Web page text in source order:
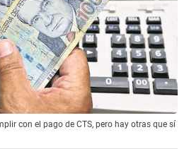
con el pago de CTS, pero hay otras que sí